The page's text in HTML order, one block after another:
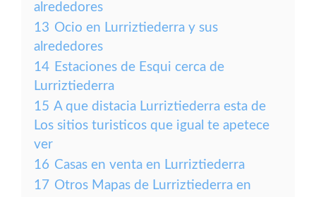
alrededores
13 Ocio en Lurriztiederra y sus
alrededores
14 Estaciones de Esqui cerca de
Lurriztiederra
15 A que distacia Lurriztiederra esta de
Los sitios turisticos que igual te apetece
ver
16 Casas en venta en Lurriztiederra
17 Otros Mapas de Lurriztiederra en